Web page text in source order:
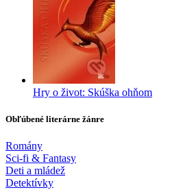
Hry o život: Skúška ohňom
Obľúbené literárne žánre
Romány
Sci-fi & Fantasy
Deti a mládež
Detektívky